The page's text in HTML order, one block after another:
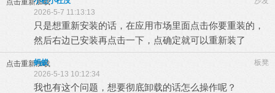
点击重新加载
2026-5-7 11:13:13
只是想重新安装的话，在应用市场里面点击你要重装的，
然后右边已安装再点击一下，点确定就可以重新装了
点击重新加载 板凳
蚂蚁
2026-5-13 10:12:34
我也有这个问题，想要彻底卸载的话怎么操作呢？